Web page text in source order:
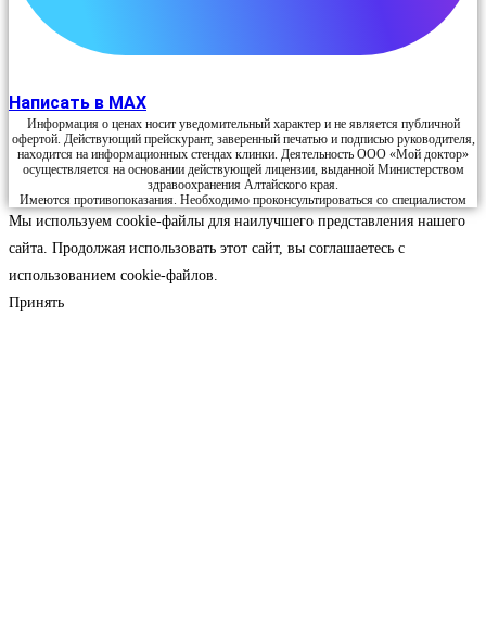
Написать в MAX
Информация о ценах носит уведомительный характер и не является публичной
офертой. Действующий прейскурант, заверенный печатью и подписью руководителя,
находится на информационных стендах клинки. Деятельность ООО «Мой доктор»
осуществляется на основании действующей лицензии, выданной Министерством
здравоохранения Алтайского края.
Имеются противопоказания. Необходимо проконсультироваться со специалистом
Мы используем cookie-файлы для наилучшего представления нашего
сайта. Продолжая использовать этот сайт, вы соглашаетесь с
использованием cookie-файлов.
Принять